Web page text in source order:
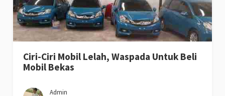
Ciri-Ciri Mobil Lelah, Waspada Untuk Beli
Mobil Bekas
Admin